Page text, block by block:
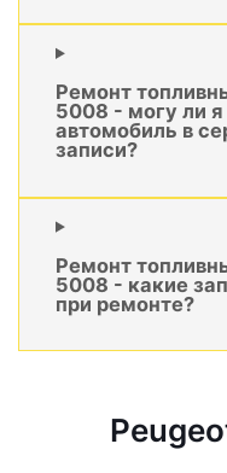
Ремонт
5008 - могу ли я
автомобиль в
записи?
Ремонт
5008 - какие
при ремонте?